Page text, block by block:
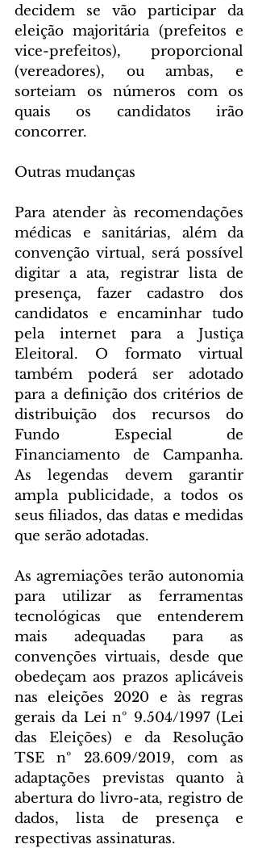
decidem se vão participar da
eleição majoritária (prefeitos e
vice-prefeitos), proporcional
(vereadores), ou ambas, e
sorteiam os números com os
quais os candidatos irão
concorrer.
Outras mudanças
Para atender às recomendações
médicas e sanitárias, além da
convenção virtual, será possível
digitar a ata, registrar lista de
presença, fazer cadastro dos
candidatos e encaminhar tudo
pela internet para a Justiça
Eleitoral. O formato virtual
também poderá ser adotado
para a definição dos critérios de
distribuição dos recursos do
Fundo Especial de
Financiamento de Campanha.
As legendas devem garantir
ampla publicidade, a todos os
seus filiados, das datas e medidas
que serão adotadas.
As agremiações terão autonomia
para utilizar as ferramentas
tecnológicas que entenderem
mais adequadas para as
convenções virtuais, desde que
obedeçam aos prazos aplicáveis
nas eleições 2020 e às regras
gerais da Lei nº 9.504/1997 (Lei
das Eleições) e da Resolução
TSE nº 23.609/2019, com as
adaptações previstas quanto à
abertura do livro-ata, registro de
dados, lista de presença e
respectivas assinaturas.